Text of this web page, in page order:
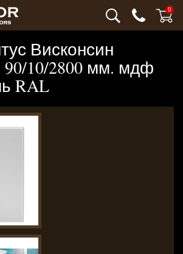
0
Висконсин
10/2800 мм. мдф
RAL